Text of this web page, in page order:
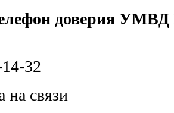
доверия УМВД
32
на связи